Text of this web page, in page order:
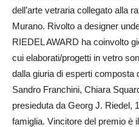
dell’arte vetraria collegato alla
Mu­rano. Rivolto a designer
RIEDEL AWARD ha coinvolto
cui elaborati/progetti in vetro
dalla giuria di esperti composta
Sandro Franchini, Chiara
presieduta da Georg J. Riedel,
famiglia. Vincitore del premio è